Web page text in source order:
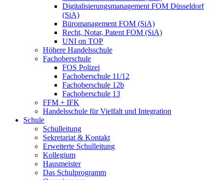
Digitalisierungsmanagement FOM Düsseldorf
(SiA)
Büromanagement FOM (SiA)
Recht, Notar, Patent FOM (SiA)
UNI on TOP
Höhere Handelsschule
Fachoberschule
FOS Polizei
Fachoberschule 11/12
Fachoberschule 12b
Fachoberschule 13
FFM + IFK
Handelsschule für Vielfalt und Integration
Schule
Schulleitung
Sekretariat & Kontakt
Erweiterte Schulleitung
Kollegium
Hausmeister
Das Schulprogramm